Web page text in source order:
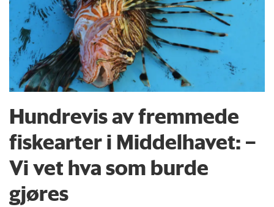
Hundrevis av fremmede
fiskearter i Middelhavet: –
Vi vet hva som burde
gjøres